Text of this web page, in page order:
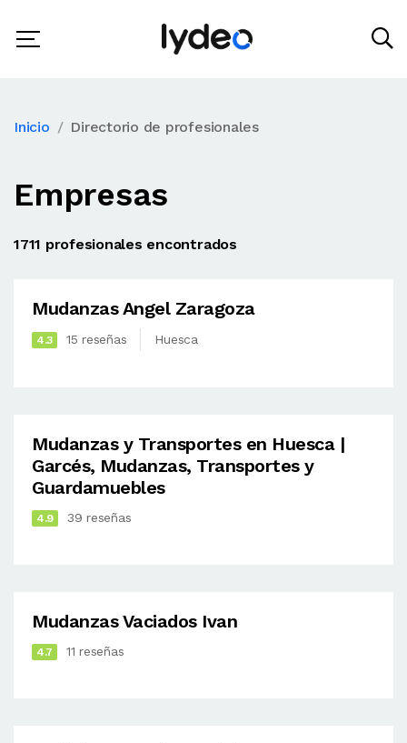
Inicio Directorio de profesionales
Empresas
1711 profesionales encontrados
Mudanzas Angel Zaragoza
4.3 15 reseñas Huesca
Mudanzas y Transportes en Huesca |
Garcés, Mudanzas, Transportes y
Guardamuebles
4.9 39 reseñas
Mudanzas Vaciados Ivan
4.7 11 reseñas